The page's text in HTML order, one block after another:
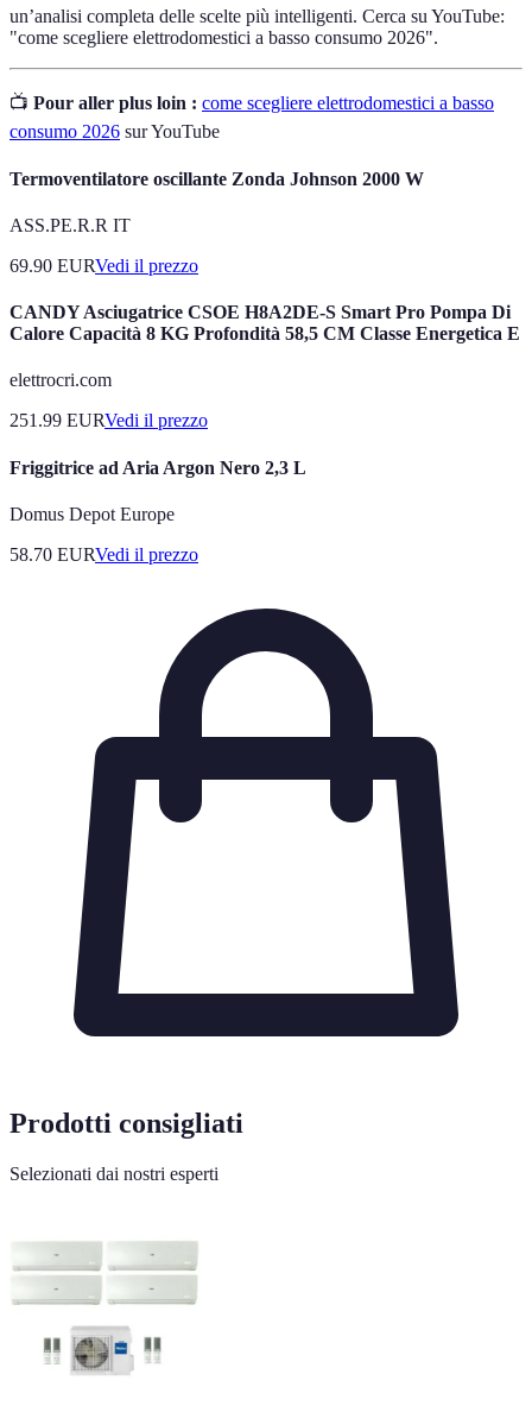
un’analisi completa delle scelte più intelligenti. Cerca su YouTube:
"come scegliere elettrodomestici a basso consumo 2026".
📺 Pour aller plus loin : come scegliere elettrodomestici a basso
consumo 2026 sur YouTube
Termoventilatore oscillante Zonda Johnson 2000 W
ASS.PE.R.R IT
69.90 EURVedi il prezzo
CANDY Asciugatrice CSOE H8A2DE-S Smart Pro Pompa Di
Calore Capacità 8 KG Profondità 58,5 CM Classe Energetica E
elettrocri.com
251.99 EURVedi il prezzo
Friggitrice ad Aria Argon Nero 2,3 L
Domus Depot Europe
58.70 EURVedi il prezzo
Prodotti consigliati
Selezionati dai nostri esperti